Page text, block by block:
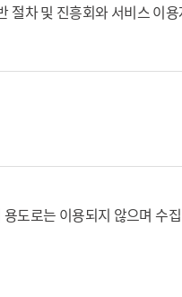
절차 및 진흥회와 서비스 이
아래 약관 내용에서 회원이
말한다.
용하는 자를 말한다. 다만,
도로는 이용되지 않으며 수